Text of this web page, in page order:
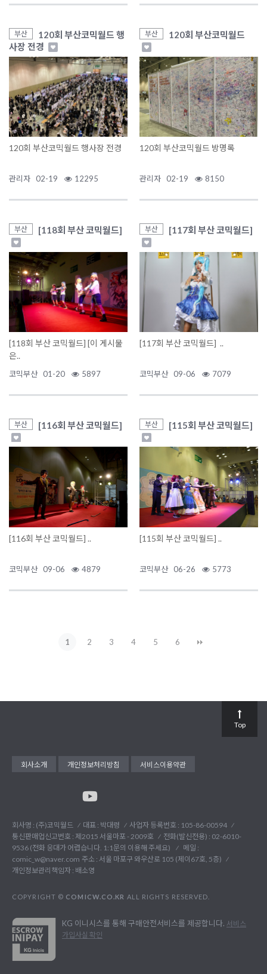
부산
120회 부산코믹월드 행
사장 전경
120회 부산코믹월드 행사장 전경
관리자 02-19 12295
부산 120회 부산코믹월드
120회 부산코믹월드 방명록
관리자 02-19 8150
부산 [118회 부산 코믹월드]
[118회 부산 코믹월드] [이 게시물
은..
코믹부산 01-20 5897
부산 [117회 부산 코믹월드]
[117회 부산 코믹월드] ..
코믹부산 09-06 7079
부산 [116회 부산 코믹월드]
[116회 부산 코믹월드] ..
코믹부산 09-06 4879
부산 [115회 부산 코믹월드]
[115회 부산 코믹월드] ..
코믹부산 06-26 5773
1 2 3 4 5 6
회사소개 개인정보처리방침 서비스이용약관
회사명 : (주)코믹월드 대표 : 박대령
사업자 등록번호 : 105-86-00594
통신판매업신고번호 : 제2015 서울마포 - 2009호
전화(발신전용) : 02-6010-
9536 (전화 응대가 어렵습니다. 1:1문의 이용해 주세요)
메일 :
comic_w@naver.com 주소 : 서울 마포구 와우산로 105 (제이67호, 5층)
개인정보관리책임자 : 배소영
COPYRIGHT © COMICW.CO.KR ALL RIGHTS RESERVED.
KG 이니시스를 통해 구매안전서비스를 제공합니다. 서비스
가입사실 확인
Top